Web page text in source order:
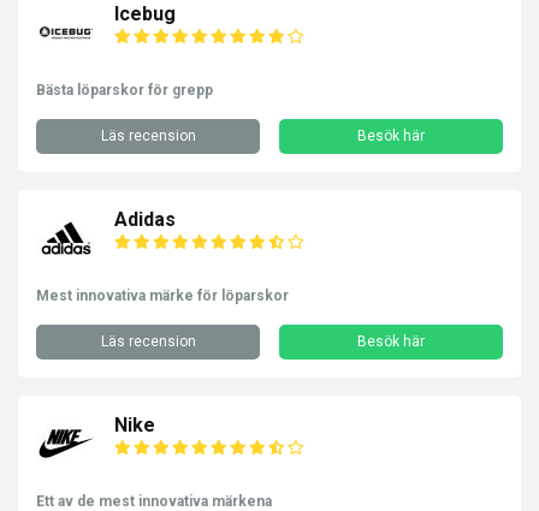
Icebug
Bästa löparskor för grepp
Läs recension Besök här
Adidas
Mest innovativa märke för löparskor
Läs recension Besök här
Nike
Ett av de mest innovativa märkena